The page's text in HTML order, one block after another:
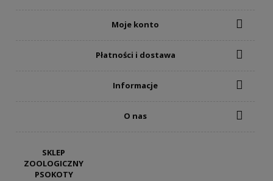
Moje konto
Płatności i dostawa
Informacje
O nas
SKLEP
ZOOLOGICZNY
PSOKOTY